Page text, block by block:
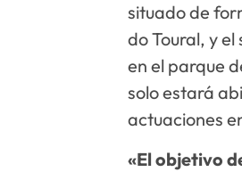
situado de
do Toural, y
en el parque
solo estará
actuaciones
«El objetivo